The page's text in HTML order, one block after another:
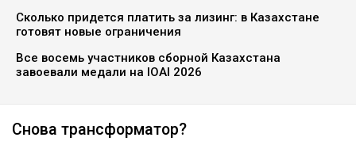
Сколько придется платить за лизинг: в Казахстане
готовят новые ограничения
Все восемь участников сборной Казахстана
завоевали медали на IOAI 2026
Снова трансформатор?